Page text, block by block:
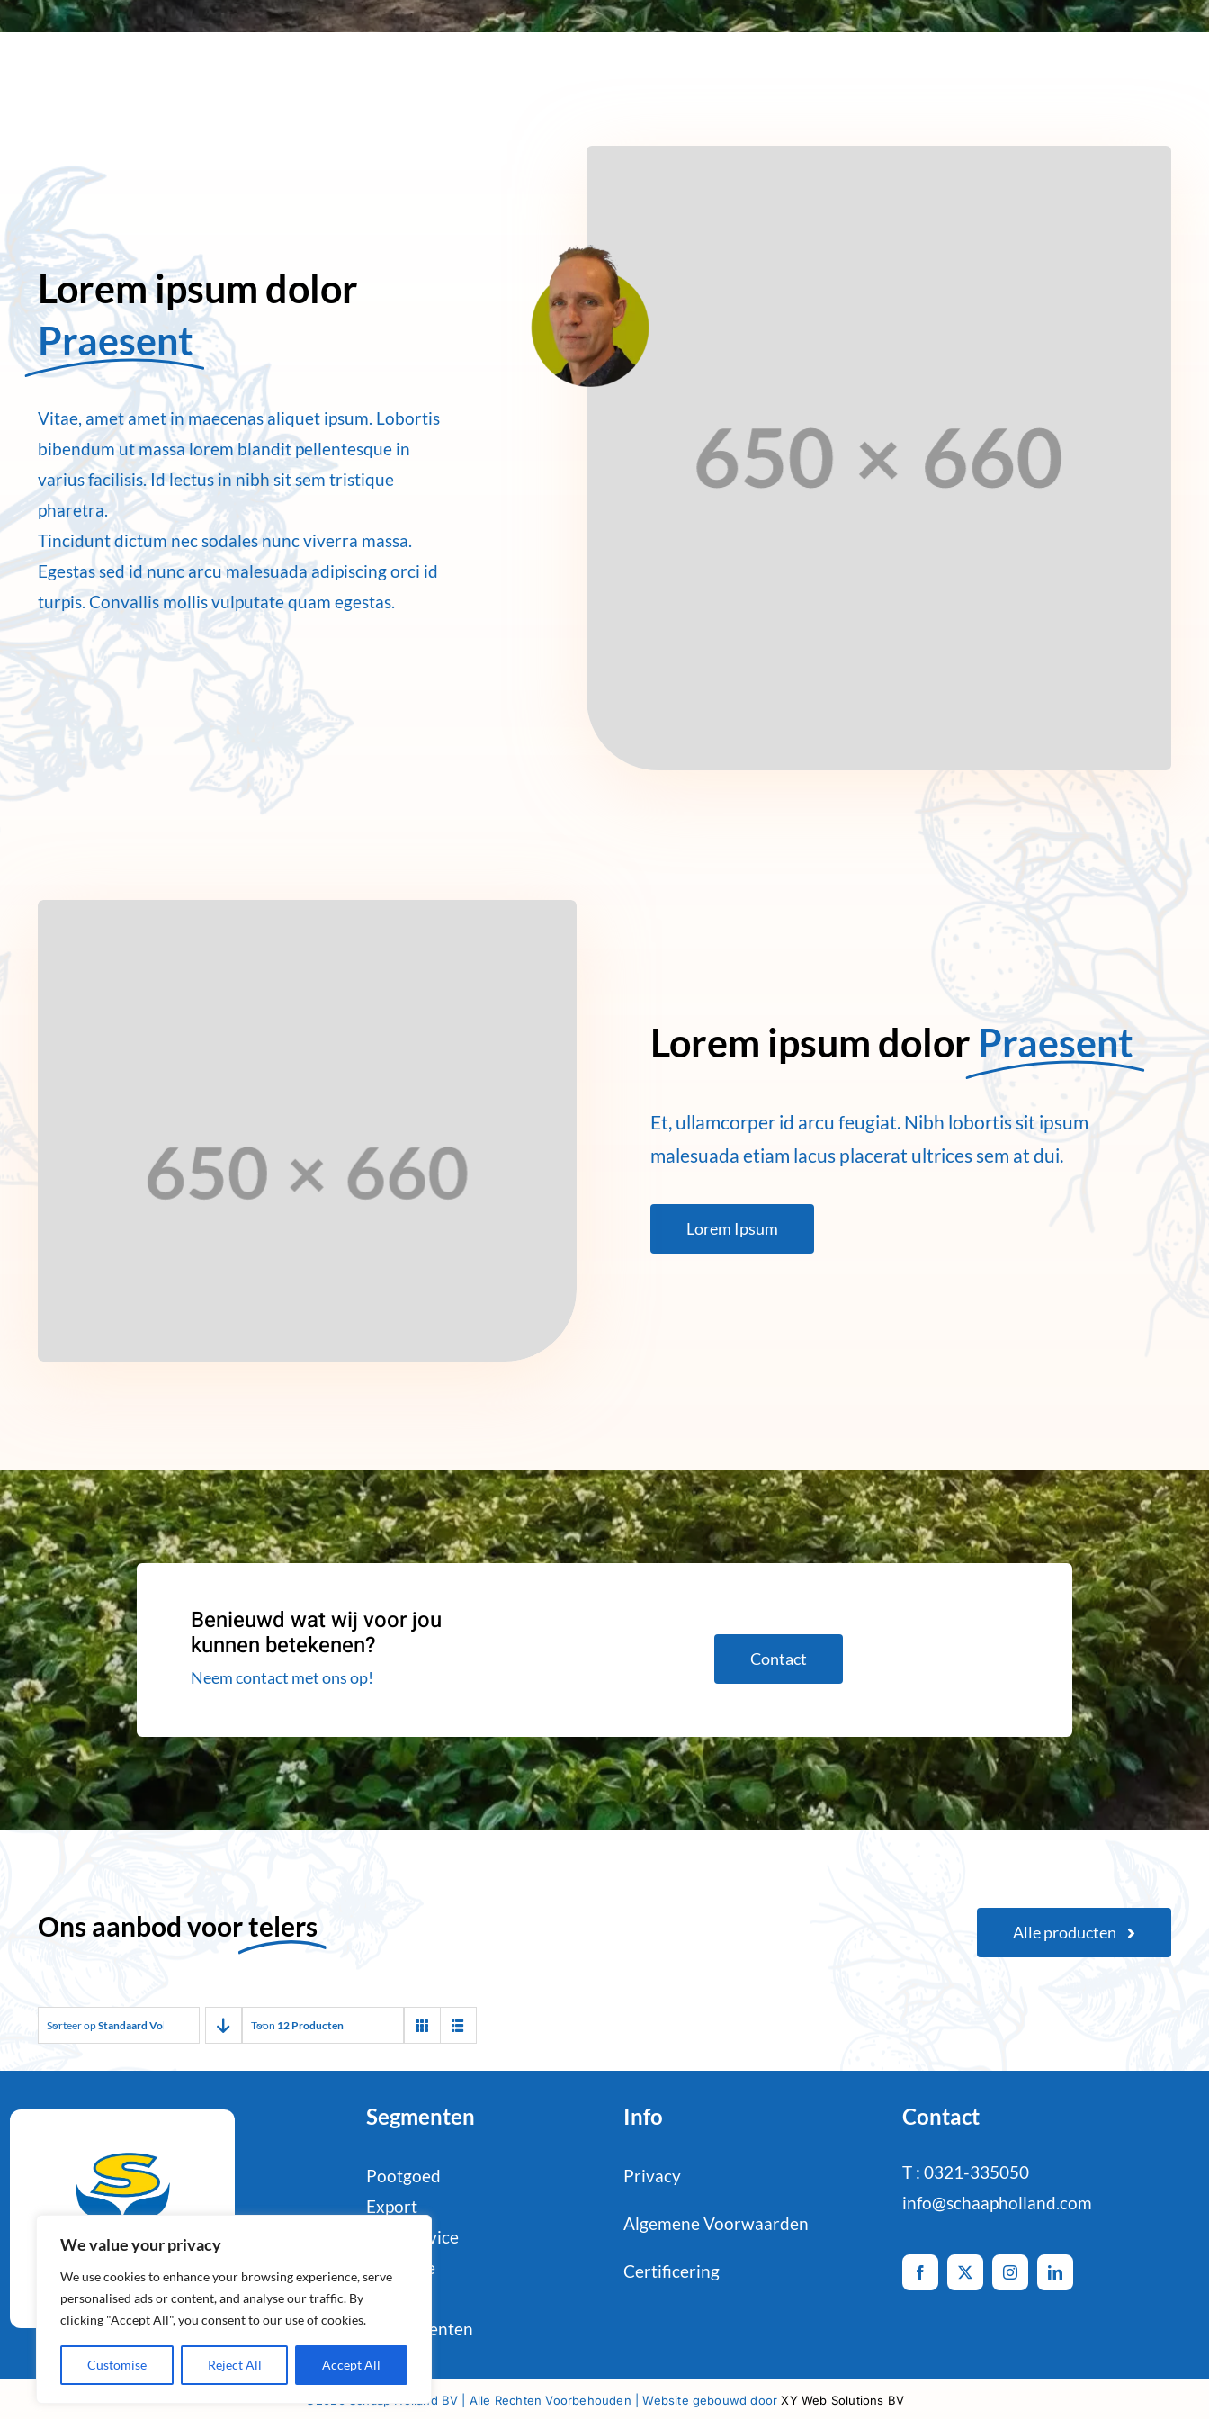
We value your privacy
We use cookies to enhance your browsing experience, serve
personalised ads or content, and analyse our traffic. By
clicking "Accept All", you consent to our use of cookies.
Customise Reject All Accept All
Lorem ipsum dolor
Praesent
Vitae, amet amet in maecenas aliquet ipsum. Lobortis
bibendum ut massa lorem blandit pellentesque in
varius facilisis. Id lectus in nibh sit sem tristique
pharetra.
Tincidunt dictum nec sodales nunc viverra massa.
Egestas sed id nunc arcu malesuada adipiscing orci id
turpis. Convallis mollis vulputate quam egestas.
Lorem ipsum dolor Praesent
Et, ullamcorper id arcu feugiat. Nibh lobortis sit ipsum
malesuada etiam lacus placerat ultrices sem at dui.
Lorem Ipsum
Benieuwd wat wij voor jou
kunnen betekenen?
Neem contact met ons op!
Contact
Ons aanbod voortelers Alle producten
Sorteer opStandaard Volgorde Toon 12 Producten
Aardappelspecialisten
Sinds 1964
Segmenten
Pootgoed
Export
Foodservice
Industrie
Consumenten
Info
Privacy
Algemene Voorwaarden
Certificering
Contact
T : 0321-335050
info@schaapholland.com
©2026 Schaap Holland BV | Alle Rechten Voorbehouden | Website gebouwd doorXY Web Solutions BV